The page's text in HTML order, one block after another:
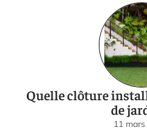
Quelle clôture
de
11